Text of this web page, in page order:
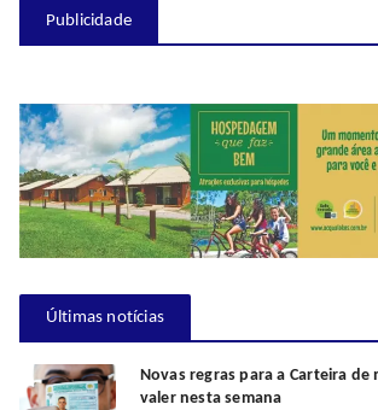
Publicidade
Últimas notícias
Novas regras para a Carteira
valer nesta semana